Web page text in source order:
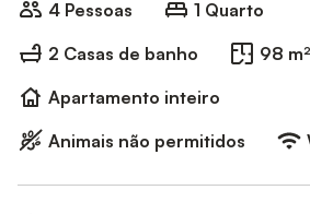
4 Pessoas
1 Quarto
2 Casas de banho
98 m²
Apartamento inteiro
Animais não permitidos